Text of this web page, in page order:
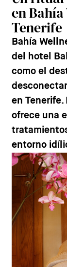
en
Tenerife
Bahía
del hotel
como el
en
ofrece una
entorno